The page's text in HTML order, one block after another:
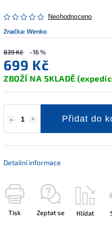
Neohodnoceno
Značka:Wenko
839 Kč –16 %
699 Kč
ZBOŽÍ NA SKLADĚ
Přidat do
Detailní informace
Tisk Zeptat se Hlídat